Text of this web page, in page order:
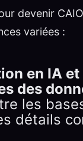
devenir
variées :
en IA et
des
les
détails